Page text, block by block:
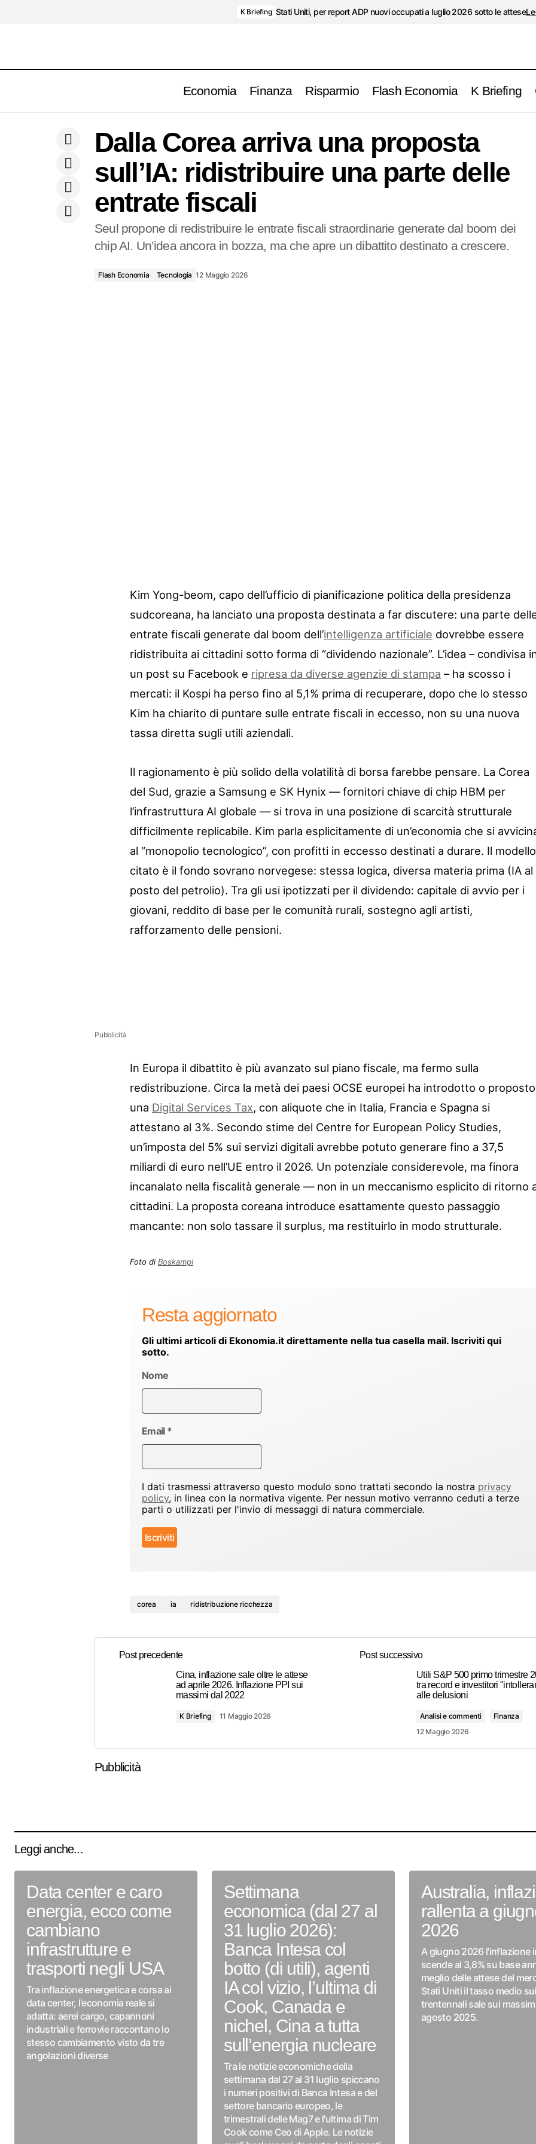
K Briefing Stati Uniti, per report ADP nuovi occupati a luglio 2026 sotto le attese
Economia Finanza Risparmio Flash Economia K Briefing
aprile 2026. Inflazione PPI sui massimi
Tecnologia
entrate fiscali
Dalla Corea arriva una proposta
sull’IA: ridistribuire una parte delle
entrate fiscali
Seul propone di redistribuire le entrate fiscali straordinarie generate dal boom dei
chip AI. Un’idea ancora in bozza, ma che apre un dibattito destinato a crescere.
Flash Economia Tecnologia 12 Maggio 2026
Kim Yong-beom, capo dell’ufficio di pianificazione politica della presidenza
sudcoreana, ha lanciato una proposta destinata a far discutere: una parte
entrate fiscali generate dal boom dell’intelligenza artificiale dovrebbe essere
ridistribuita ai cittadini sotto forma di “dividendo nazionale”. L’idea – condivisa
un post su Facebook e ripresa da diverse agenzie di stampa – ha scosso i
mercati: il Kospi ha perso fino al 5,1% prima di recuperare, dopo che lo stesso
Kim ha chiarito di puntare sulle entrate fiscali in eccesso, non su una nuova
tassa diretta sugli utili aziendali.
Il ragionamento è più solido della volatilità di borsa farebbe pensare. La Corea
del Sud, grazie a Samsung e SK Hynix — fornitori chiave di chip HBM per
l’infrastruttura AI globale — si trova in una posizione di scarcità strutturale
difficilmente replicabile. Kim parla esplicitamente di un’economia che si
al “monopolio tecnologico”, con profitti in eccesso destinati a durare. Il modello
citato è il fondo sovrano norvegese: stessa logica, diversa materia prima (IA al
posto del petrolio). Tra gli usi ipotizzati per il dividendo: capitale di avvio per i
giovani, reddito di base per le comunità rurali, sostegno agli artisti,
rafforzamento delle pensioni.
Pubblicità
In Europa il dibattito è più avanzato sul piano fiscale, ma fermo sulla
redistribuzione. Circa la metà dei paesi OCSE europei ha introdotto o proposto
una Digital Services Tax, con aliquote che in Italia, Francia e Spagna si
attestano al 3%. Secondo stime del Centre for European Policy Studies,
un’imposta del 5% sui servizi digitali avrebbe potuto generare fino a 37,5
miliardi di euro nell’UE entro il 2026. Un potenziale considerevole, ma finora
incanalato nella fiscalità generale — non in un meccanismo esplicito di ritorno
cittadini. La proposta coreana introduce esattamente questo passaggio
mancante: non solo tassare il surplus, ma restituirlo in modo strutturale.
Foto di Boskampi
Resta aggiornato
Gli ultimi articoli di Ekonomia.it direttamente nella tua casella mail. Iscriviti qui
sotto.
Nome
Email *
I dati trasmessi attraverso questo modulo sono trattati secondo la nostra privacy
policy, in linea con la normativa vigente. Per nessun motivo verranno ceduti a terze
parti o utilizzati per l'invio di messaggi di natura commerciale.
corea ia ridistribuzione ricchezza
Post precedente
Cina, inflazione sale oltre le attese
ad aprile 2026. Inflazione PPI sui
massimi dal 2022
K Briefing 11 Maggio 2026
Post successivo
Utili S&P 500 primo trimestre
tra record e investitori
alle delusioni
Analisi e commenti
Finanza
12 Maggio 2026
Pubblicità
Leggi anche...
Data center e caro
energia, ecco come
cambiano
infrastrutture e
trasporti negli USA
Tra inflazione energetica e corsa ai
data center, l'economia reale si
adatta: aerei cargo, capannoni
industriali e ferrovie raccontano lo
stesso cambiamento visto da tre
angolazioni diverse
Settimana
economica (dal 27 al
31 luglio 2026):
Banca Intesa col
botto (di utili), agenti
IA col vizio, l’ultima di
Cook, Canada e
nichel, Cina a tutta
sull’energia nucleare
Tra le notizie economiche della
settimana dal 27 al 31 luglio spiccano
i numeri positivi di Banca Intesa e del
settore bancario europeo, le
trimestrali delle Mag7 e l'ultima di Tim
Cook come Ceo di Apple. Le notizie
Australia,
rallenta a
2026
A giugno 2026 l'inflazione
scende al 3,8% su base
meglio delle attese del
Stati Uniti il tasso medio
trentennali sale sui
agosto 2025.